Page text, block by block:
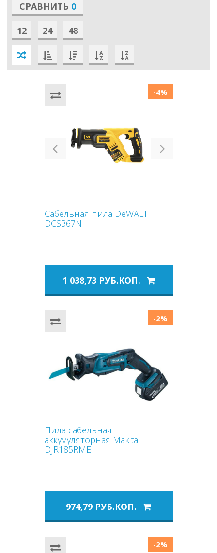
СРАВНИТЬ 0
12 24 48
-4%
Previous Next
Сабельная пила DeWALT
DCS367N
1 038,73 РУБ.КОП.
-2%
Пила сабельная
аккумуляторная Makita
DJR185RME
974,79 РУБ.КОП.
-2%